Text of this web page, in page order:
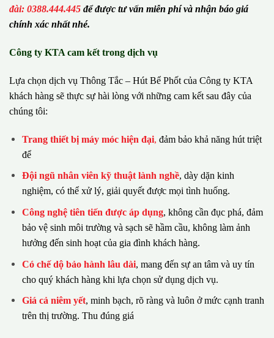
đài: 0388.444.445 để được tư vấn miễn phí và nhận báo giá
chính xác nhất nhé.
Công ty KTA cam kết trong dịch vụ
Lựa chọn dịch vụ Thông Tắc – Hút Bể Phốt của Công ty KTA
khách hàng sẽ thực sự hài lòng với những cam kết sau đây của
chúng tôi:
Trang thiết bị máy móc hiện đại, đảm bảo khả năng hút triệt
để
Đội ngũ nhân viên kỹ thuật lành nghề, dày dặn kinh
nghiệm, có thể xử lý, giải quyết được mọi tình huống.
Công nghệ tiên tiến được áp dụng, không cần đục phá, đảm
bảo vệ sinh môi trường và sạch sẽ hầm cầu, không làm ảnh
hưởng đến sinh hoạt của gia đình khách hàng.
Có chế dộ bảo hành lâu dài, mang đến sự an tâm và uy tín
cho quý khách hàng khi lựa chọn sử dụng dịch vụ.
Giá cả niêm yết, minh bạch, rõ ràng và luôn ở mức cạnh tranh
trên thị trường. Thu đúng giá